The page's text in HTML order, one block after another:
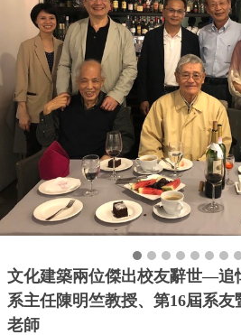
文化建築兩位傑出校友辭世—追
系主任陳明竺教授、第16屆系
老師